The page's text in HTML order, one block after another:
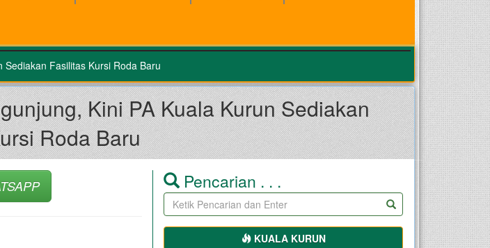
Fasilitas Kursi Roda Baru
Kini PA Kuala Kurun Sediakan
Roda Baru
Pencarian . . .
KUALA KURUN